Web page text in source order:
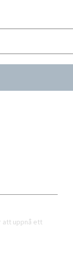
att uppnå ett